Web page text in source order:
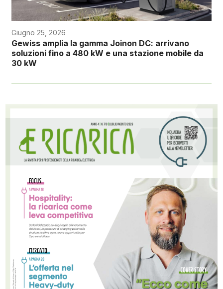
Giugno 25, 2026
Gewiss amplia la gamma Joinon DC: arrivano
soluzioni fino a 480 kW e una stazione mobile da
30 kW